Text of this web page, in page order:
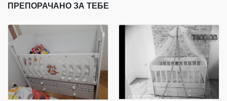
ПРЕПОРАЧАНО ЗА ТЕБЕ